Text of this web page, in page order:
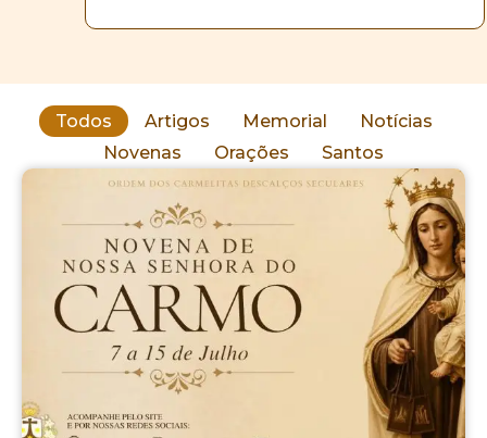
Artigos Memorial
Notícias
Novenas
Orações Santos
Todos